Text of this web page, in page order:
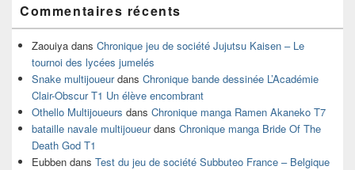
Commentaires récents
Zaouiya dans Chronique jeu de société Jujutsu Kaisen – Le
tournoi des lycées jumelés
Snake multijoueurdans Chronique bande dessinée L’Académie
Clair-Obscur T1 Un élève encombrant
Othello Multijoueurs dans Chronique manga Ramen Akaneko T7
bataille navale multijoueurdans Chronique manga Bride Of The
Death God T1
Eubben dans Test du jeu de société Subbuteo France – Belgique